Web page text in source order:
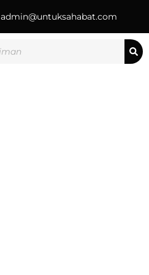
admin@untuksahabat.com